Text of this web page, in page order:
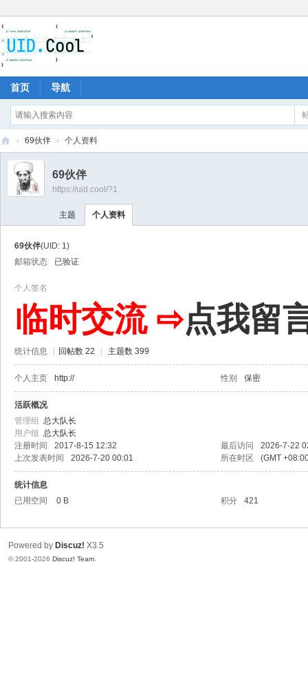
首页 导航
有
地
› 69伙伴 › 个人资料
69伙伴
https://uid.cool/?1
主题 个人资料
69伙伴(UID: 1)
邮箱状态
已验证
个人签名
临时交流 ⇨点我留
统计信息 回帖数 22 主题数 399
个人主页 http:// 性别 保密
活跃概况
管理组 总大队长
用户组 总大队长
注册时间
2017-8-15 12:32 最后访问
2026-7-22
上次发表时间
2026-7-20 00:01 所在时区 (GMT
统计信息
已用空间
0 B 积分 421
Powered by Discuz! X3.5
© 2001-2026 Discuz! Team